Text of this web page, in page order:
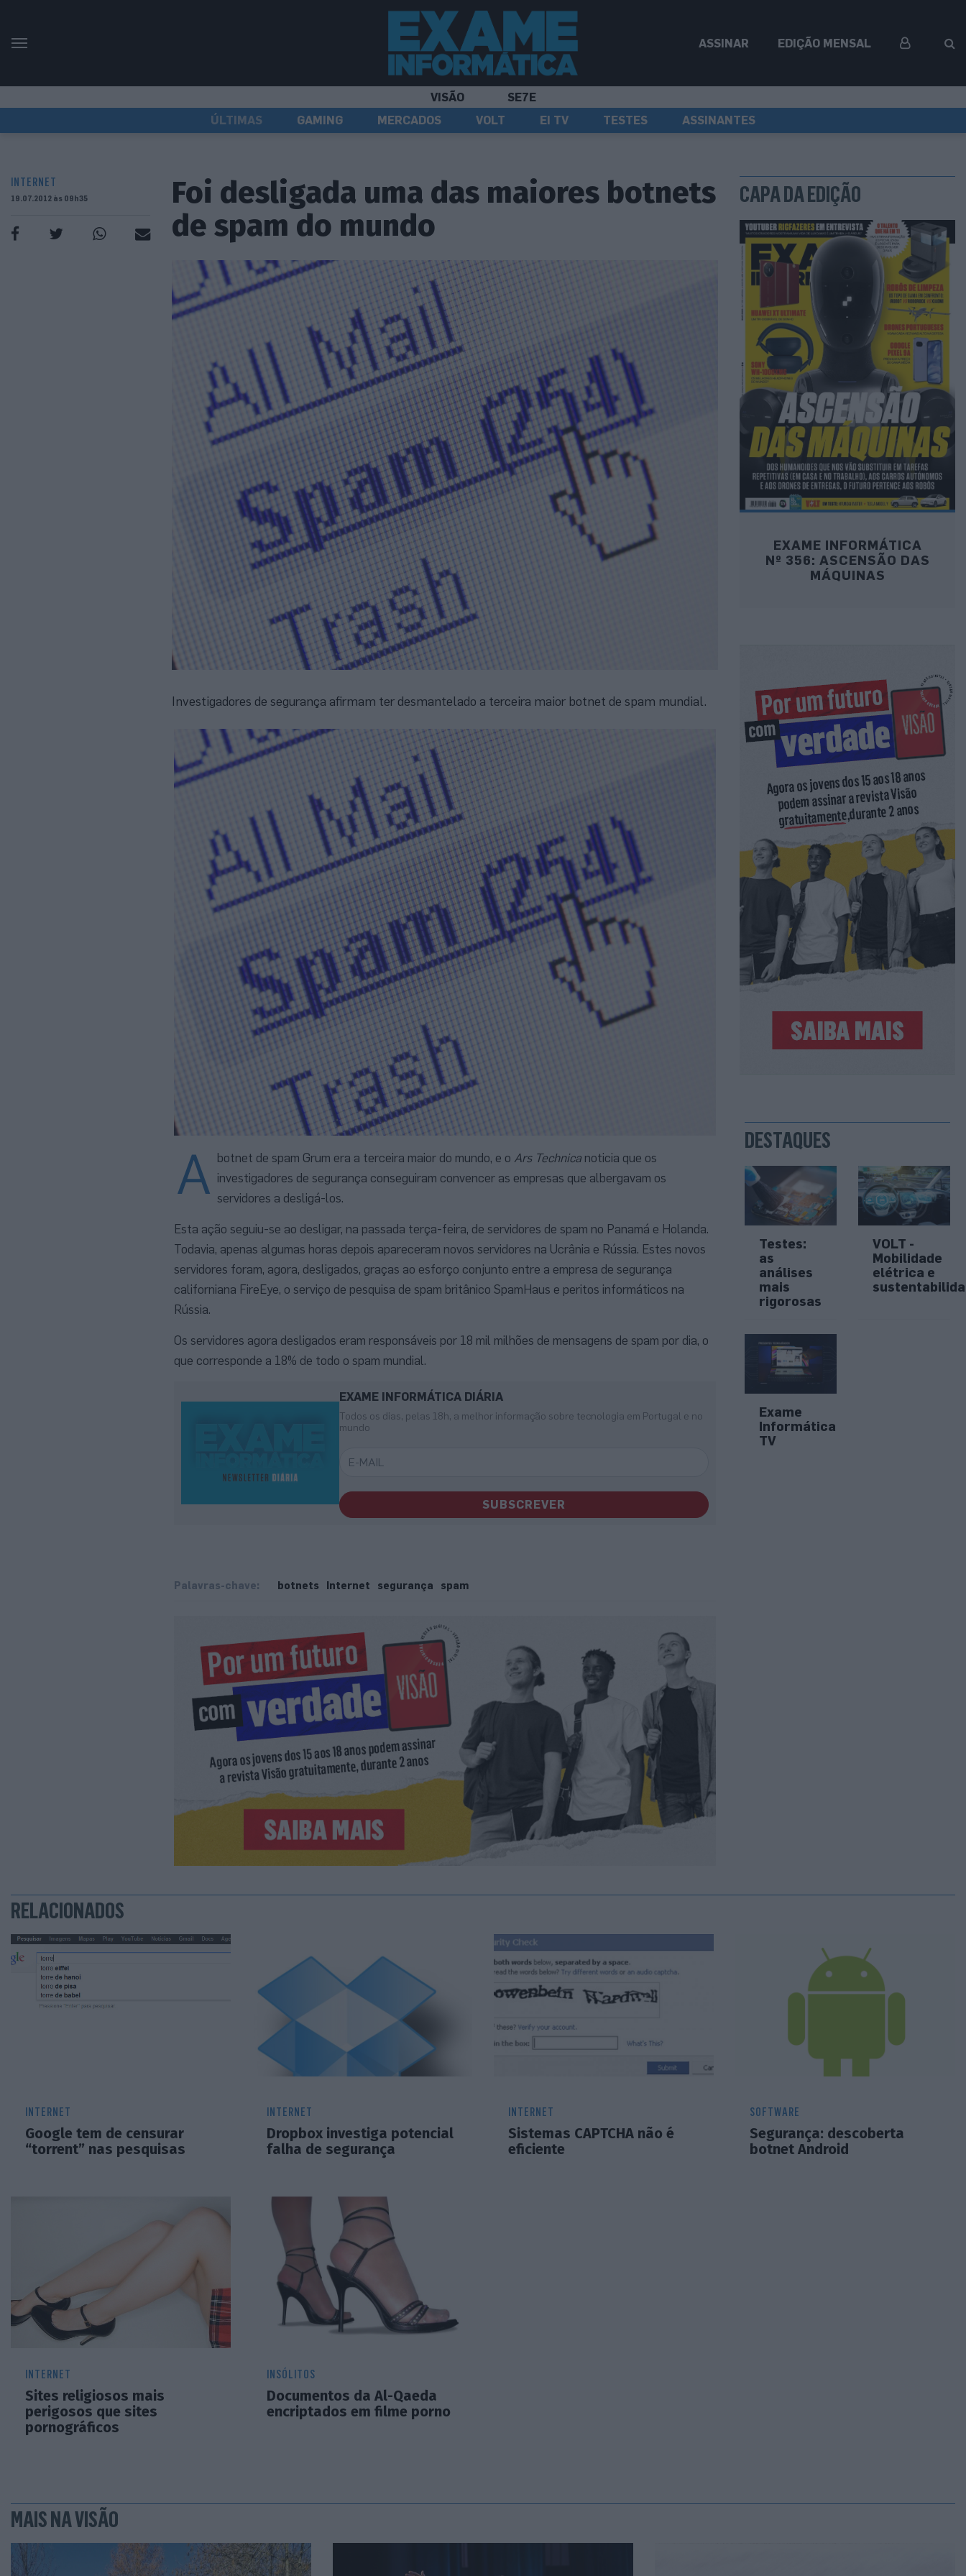
ASSINAR EDIÇÃO MENSAL
VISÃO
SE7E
ÚLTIMAS
GAMING MERCADOS VOLT EI TV TESTES ASSINANTES
INTERNET
19.07.2012 às 09h35
Foi desligada uma das maiores botnets
de spam do mundo
Investigadores de segurança afirmam ter desmantelado a terceira maior botnet de spam mundial.
A botnet de spam Grum era a terceira maior do mundo, e o Ars Technica noticia que os
investigadores de segurança conseguiram convencer as empresas que albergavam os
servidores a desligá-los.
Esta ação seguiu-se ao desligar, na passada terça-feira, de servidores de spam no Panamá e Holanda.
Todavia, apenas algumas horas depois apareceram novos servidores na Ucrânia e Rússia. Estes novos
servidores foram, agora, desligados, graças ao esforço conjunto entre a empresa de segurança
californiana FireEye, o serviço de pesquisa de spam britânico SpamHaus e peritos informáticos na
Rússia.
Os servidores agora desligados eram responsáveis por 18 mil milhões de mensagens de spam por dia, o
que corresponde a 18% de todo o spam mundial.
EXAME INFORMÁTICA DIÁRIA
Todos os dias, pelas 18h, a melhor informação sobre tecnologia em Portugal e no
mundo
SUBSCREVER
Palavras-chave: botnets Internet segurança spam
CAPA DA EDIÇÃO
EXAME INFORMÁTICA
Nº 356: ASCENSÃO DAS
MÁQUINAS
DESTAQUES
Testes:
as
análises
mais
rigorosas
VOLT -
Mobilidade
elétrica e
Exame
Informática
TV
RELACIONADOS
INTERNET
Google tem de censurar
“torrent” nas pesquisas
INTERNET
Dropbox investiga potencial
falha de segurança
INTERNET
Sistemas CAPTCHA não é
eficiente
SOFTWARE
Segurança: descoberta
botnet Android
INTERNET
Sites religiosos mais
perigosos que sites
pornográficos
INSÓLITOS
Documentos da Al-Qaeda
encriptados em filme porno
MAIS NA VISÃO